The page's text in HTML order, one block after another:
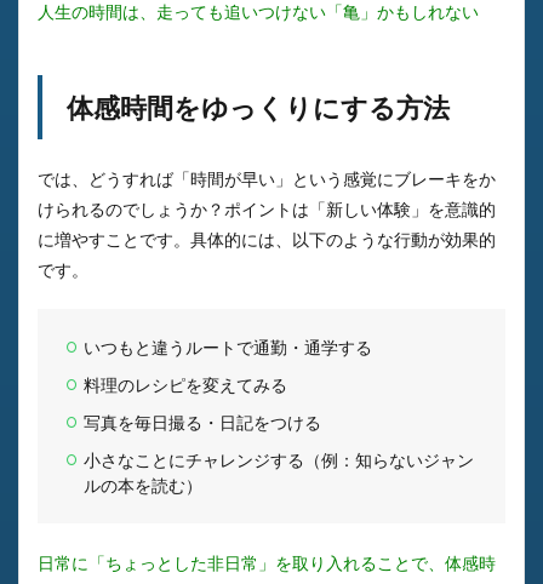
人生の時間は、走っても追いつけない「亀」かもしれない
体感時間をゆっくりにする方法
では、どうすれば「時間が早い」という感覚にブレーキをか
けられるのでしょうか？ポイントは「新しい体験」を意識的
に増やすことです。具体的には、以下のような行動が効果的
です。
いつもと違うルートで通勤・通学する
料理のレシピを変えてみる
写真を毎日撮る・日記をつける
小さなことにチャレンジする（例：知らないジャン
ルの本を読む）
日常に「ちょっとした非日常」を取り入れることで、体感時